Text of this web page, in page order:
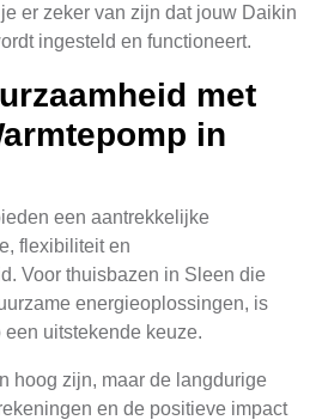
er zeker van zijn dat jouw Daikin
ingesteld en functioneert.
met
in
een aantrekkelijke
flexibiliteit en
Voor thuisbazen in Sleen die
energieoplossingen, is
uitstekende keuze.
hoog zijn, maar de langdurige
en de positieve impact